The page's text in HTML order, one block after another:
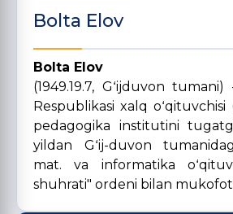
Bolta Elov
Bolta Elov
(1949.19.7, Gʻijduvon
Respublikasi xalq
pedagogika institutini
yildan Gʻij-duvon
mat. va informatika
shuhrati" ordeni bilan